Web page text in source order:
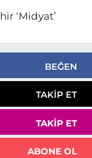
‘Midyat’
BEĞEN
TAKIP ET
TAKIP ET
ABONE OL